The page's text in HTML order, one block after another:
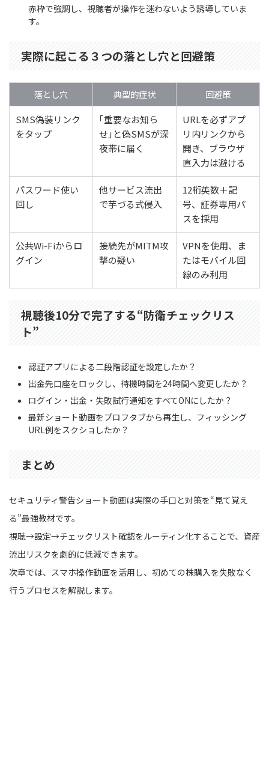
赤枠で強調し、視聴者が操作を迷わないよう誘導していま
す。
実際に起こる３つの落とし穴と回避策
落とし穴 典型的症状
回避策
SMS偽装リンク
をタップ
｢重要なお知ら
せ｣と偽SMSが深
夜帯に届く
URLを必ずアプ
リ内リンクから
開き、ブラウザ
直入力は避ける
パスワード使い
回し
他サービス流出
で芋づる式侵入
12桁英数＋記
号、証券専用パ
スを採用
公共Wi-Fiからロ
グイン
接続先がMITM攻
撃の疑い
VPNを使用、ま
たはモバイル回
線のみ利用
視聴後10分で完了する“防衛チェックリス
ト”
認証アプリによる二段階認証を設定したか？
出金先口座をロックし、待機時間を24時間へ変更したか？
ログイン・出金・失敗試行通知をすべてONにしたか？
最新ショート動画をプロフタブから再生し、フィッシング
URL例をスクショしたか？
まとめ
セキュリティ警告ショート動画は実際の手口と対策を“見て覚え
る”最強教材です。
視聴→設定→チェックリスト確認をルーティン化することで、資産
流出リスクを劇的に低減できます。
次章では、スマホ操作動画を活用し、初めての株購入を失敗なく
行うプロセスを解説します。